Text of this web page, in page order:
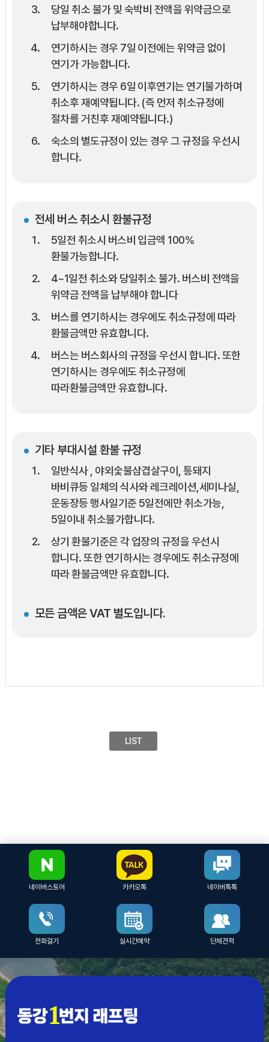
당일 취소 불가 및 숙박비 전액을 위약금으로
납부해야합니다.
연기하시는 경우 7일 이전에는 위약금 없이
연기가 가능합니다.
연기하시는 경우 6일 이후연기는 연기불가하며
취소후 재예약됩니다. (즉 먼저 취소규정에
절차를 거친후 재예약됩니다.)
숙소의 별도규정이 있는 경우 그 규정을 우선시
합니다.
전세 버스 취소시 환불규정
5일전 취소시 버스비 입금액 100%
환불가능합니다.
4~1일전 취소와 당일취소 불가. 버스비 전액을
위약금 전액을 납부해야 합니다
버스를 연기하시는 경우에도 취소규정에 따라
환불금액만 유효합니다.
버스는 버스회사의 규정을 우선시 합니다. 또한
연기하시는 경우에도 취소규정에
따라환불금액만 유효합니다.
기타 부대시설 환불 규정
일반식사 , 야외숯불삼겹살구이, 통돼지
바비큐등 일체의 식사와 레크레이션,세미나실,
운동장등 행사일기준 5일전에만 취소가능,
5일이내 취소불가합니다.
상기 환불기준은 각 업장의 규정을 우선시
합니다. 또한 연기하시는 경우에도 취소규정에
따라 환불금액만 유효합니다.
모든 금액은 VAT 별도입니다.
LIST
네이버스토어 카카오톡 네이버톡톡
전화걸기 실시간예약 단체견적